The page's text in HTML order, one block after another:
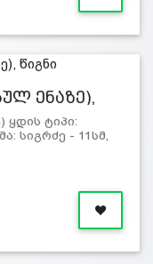
ენაზე),
ყდის ტიპი:
სიგრძე - 11სმ,